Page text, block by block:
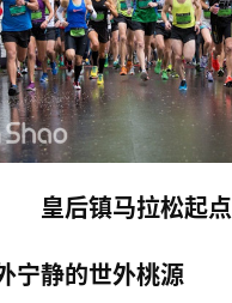
皇后镇马拉松起点
宁静的世外桃源